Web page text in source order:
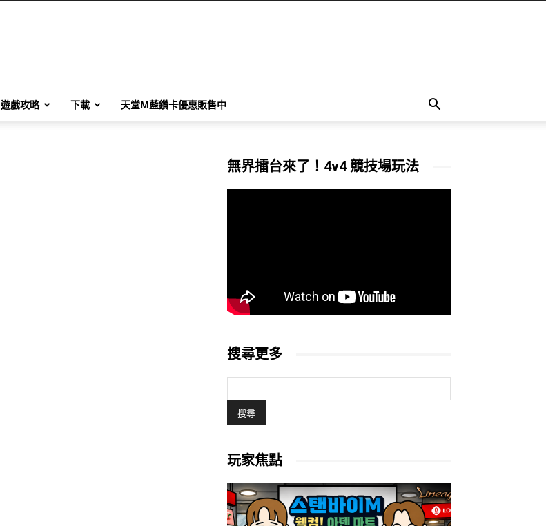
遊戲攻略 下載 天堂M藍鑽卡優惠販售中
無界擂台來了！4v4 競技場玩法
搜尋更多
玩家焦點